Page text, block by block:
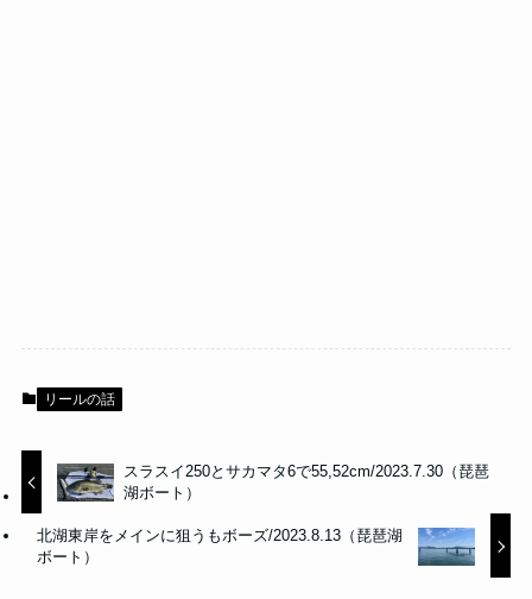
リールの話
スラスイ250とサカマタ6で55,52cm/2023.7.30（琵琶
湖ボート）
北湖東岸をメインに狙うもボーズ/2023.8.13（琵琶湖
ボート）